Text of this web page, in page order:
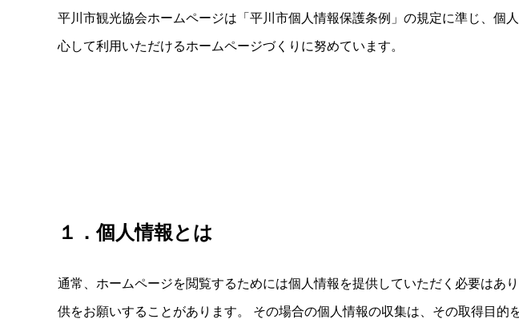
平川市観光協会ホームページは「平川市個人情報保護条例」の規定に準じ、
心して利用いただけるホームページづくりに努めています。
１．個人情報とは
通常、ホームページを閲覧するためには個人情報を提供していただく必要はあ
供をお願いすることがあります。 その場合の個人情報の収集は、その取得目